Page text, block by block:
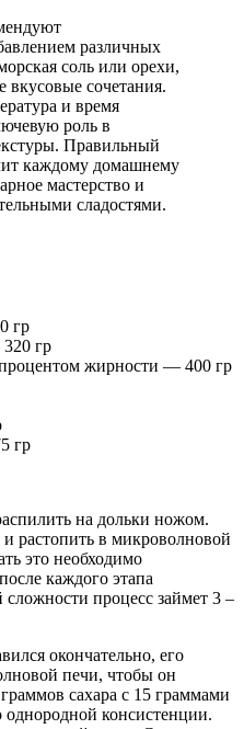
различных
соль или орехи,
вкусовые сочетания.
и время
роль в
Правильный
каждому домашнему
мастерство и
сладостями.
гр
гр
жирности — 400 гр
гр
на дольки ножом.
растопить в микроволновой
это необходимо
каждого этапа
процесс займет 3 –
окончательно, его
печи, чтобы он
сахара с 15 граммами
однородной консистенции.